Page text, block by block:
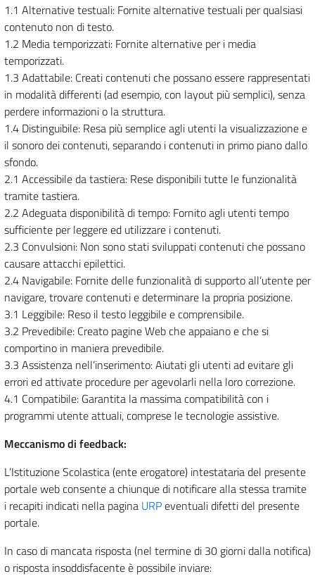
1.1 Alternative testuali: Fornite alternative testuali per qualsiasi
contenuto non di testo.
1.2 Media temporizzati: Fornite alternative per i media
temporizzati.
1.3 Adattabile: Creati contenuti che possano essere rappresentati
in modalità differenti (ad esempio, con layout più semplici), senza
perdere informazioni o la struttura.
1.4 Distinguibile: Resa più semplice agli utenti la visualizzazione e
il sonoro dei contenuti, separando i contenuti in primo piano dallo
sfondo.
2.1 Accessibile da tastiera: Rese disponibili tutte le funzionalità
tramite tastiera.
2.2 Adeguata disponibilità di tempo: Fornito agli utenti tempo
sufficiente per leggere ed utilizzare i contenuti.
2.3 Convulsioni: Non sono stati sviluppati contenuti che possano
causare attacchi epilettici.
2.4 Navigabile: Fornite delle funzionalità di supporto all’utente per
navigare, trovare contenuti e determinare la propria posizione.
3.1 Leggibile: Reso il testo leggibile e comprensibile.
3.2 Prevedibile: Creato pagine Web che appaiano e che si
comportino in maniera prevedibile.
3.3 Assistenza nell’inserimento: Aiutati gli utenti ad evitare gli
errori ed attivate procedure per agevolarli nella loro correzione.
4.1 Compatibile: Garantita la massima compatibilità con i
programmi utente attuali, comprese le tecnologie assistive.
Meccanismo di feedback:
L’Istituzione Scolastica (ente erogatore) intestataria del presente
portale web consente a chiunque di notificare alla stessa tramite
i recapiti indicati nella pagina URPeventuali difetti del presente
portale.
In caso di mancata risposta (nel termine di 30 giorni dalla notifica)
o risposta insoddisfacente è possibile inviare: